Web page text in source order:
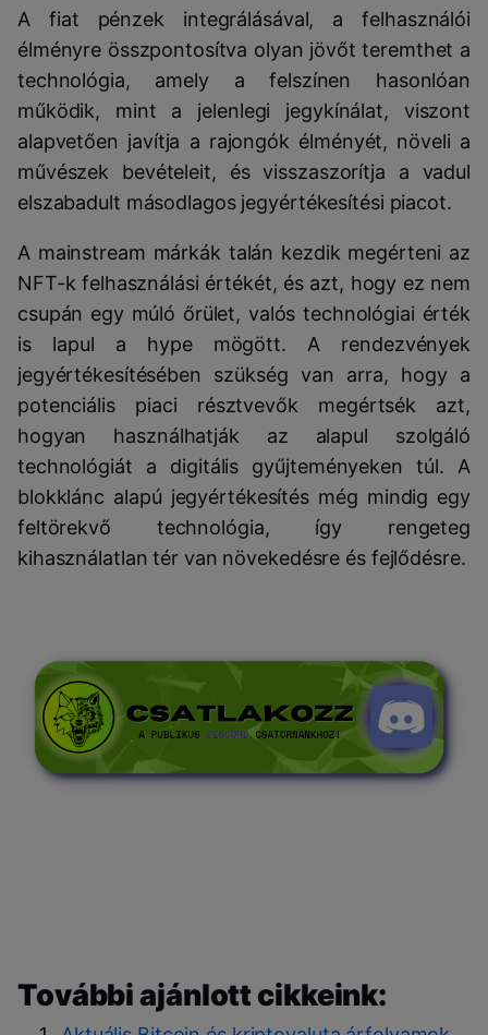
A fiat pénzek integrálásával, a felhasználói
élményre összpontosítva olyan jövőt teremthet a
technológia, amely a felszínen hasonlóan
működik, mint a jelenlegi jegykínálat, viszont
alapvetően javítja a rajongók élményét, növeli a
művészek bevételeit, és visszaszorítja a vadul
elszabadult másodlagos jegyértékesítési piacot.
A mainstream márkák talán kezdik megérteni az
NFT-k felhasználási értékét, és azt, hogy ez nem
csupán egy múló őrület, valós technológiai érték
is lapul a hype mögött. A rendezvények
jegyértékesítésében szükség van arra, hogy a
potenciális piaci résztvevők megértsék azt,
hogyan használhatják az alapul szolgáló
technológiát a digitális gyűjteményeken túl. A
blokklánc alapú jegyértékesítés még mindig egy
feltörekvő technológia, így rengeteg
kihasználatlan tér van növekedésre és fejlődésre.
További ajánlott cikkeink: